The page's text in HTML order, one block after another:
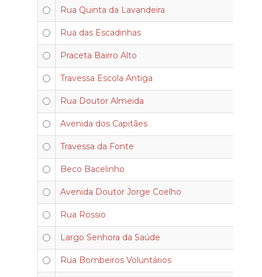
Rua Quinta da Lavandeira
Rua das Escadinhas
Praceta Bairro Alto
Travessa Escola Antiga
Rua Doutor Almeida
Avenida dos Capitães
Travessa da Fonte
Beco Bacelinho
Avenida Doutor Jorge Coelho
Rua Rossio
Largo Senhora da Saúde
Rua Bombeiros Voluntários